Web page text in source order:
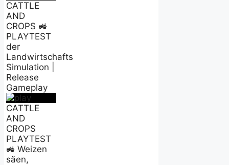
CATTLE
AND
CROPS 🚜
PLAYTEST
der
Landwirtschafts
Simulation |
Release
Gameplay
CATTLE
AND
CROPS
PLAYTEST
🚜 Weizen
säen,